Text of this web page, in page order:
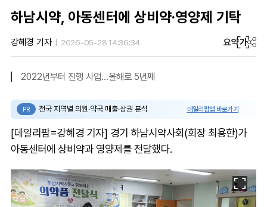
하남시약, 아동센터에 상비약·영양제 기탁
강혜경 기자 2026-05-28 14:36:34 요약가
2022년부터 진행 사업…올해로 5년째
PR 전국 지역별 의원·약국 매출·상권 분석 데일리팜맵 바로가기
[데일리팜=강혜경 기자] 경기 하남시약사회(회장 최용한)가
아동센터에 상비약과 영양제를 전달했다.